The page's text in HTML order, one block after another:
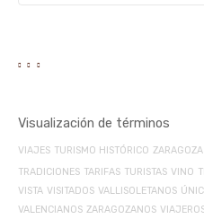
Visualización de términos
VIAJES TURISMO HISTÓRICO ZARAGOZA
TRADICIONES TARIFAS TURISTAS VINO
VISTA VISITADOS VALLISOLETANOS
VALENCIANOS ZARAGOZANOS